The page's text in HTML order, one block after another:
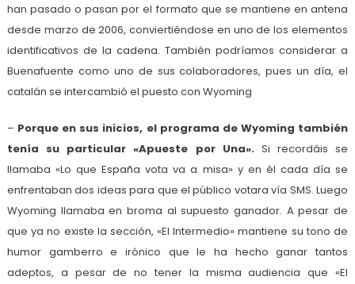
han pasado o pasan por el formato que se mantiene en antena
desde marzo de 2006, conviertiéndose en uno de los elementos
identificativos de la cadena. También podríamos considerar a
Buenafuente como uno de sus colaboradores, pues un día, el
catalán se intercambió el puesto con Wyoming
– Porque en sus inicios, el programa de Wyoming también
tenía su particular «Apueste por Una».Si recordáis se
llamaba «Lo que España vota va a misa» y en él cada día se
enfrentaban dos ideas para que el público votara vía SMS. Luego
Wyoming llamaba en broma al supuesto ganador. A pesar de
que ya no existe la sección, «El Intermedio» mantiene su tono de
humor gamberro e irónico que le ha hecho ganar tantos
adeptos, a pesar de no tener la misma audiencia que «El